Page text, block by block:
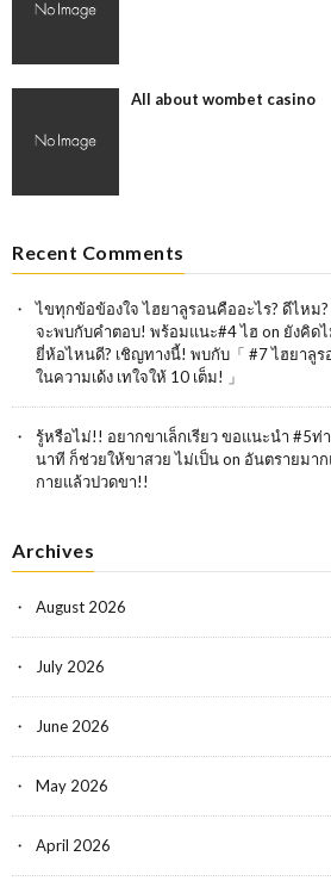
All about wombet casino
Recent Comments
ไขทุกข้อข้องใจ ไฮยาลูรอนคืออะไร? ดีไหม
จะพบกับคำตอบ! พร้อมแนะ#4 ไฮ on ยังคิด
ยี่ห้อไหนดี? เชิญทางนี้! พบกับ「 #7 ไฮยาลู
ในความเด้ง เทใจให้ 10 เต็ม! 」
รู้หรือไม่!! อยากขาเล็กเรียว ขอแนะนำ #5ท่
นาที ก็ช่วยให้ขาสวย ไม่เป็นon อันตรายมา
กายแล้วปวดขา!!
Archives
August 2026
July 2026
June 2026
May 2026
April 2026